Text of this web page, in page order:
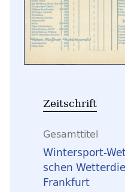
Zeitschrift
Gesamttitel
Wintersport-
schen
Frankfurt